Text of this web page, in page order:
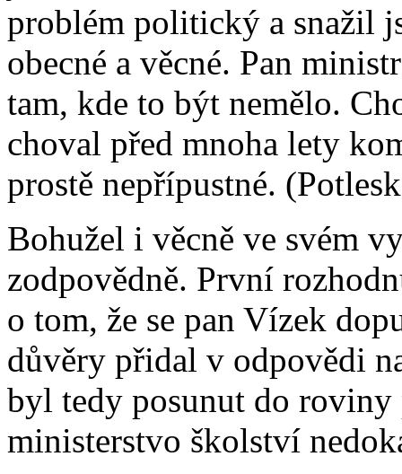
problém politický a snažil
obecné a věcné. Pan
tam, kde to být nemělo.
choval před mnoha lety
prostě nepřípustné.
Bohužel i věcně ve svém
zodpovědně. První
o tom, že se pan Vízek
důvěry přidal v odpovědi
byl tedy posunut do
ministerstvo školství